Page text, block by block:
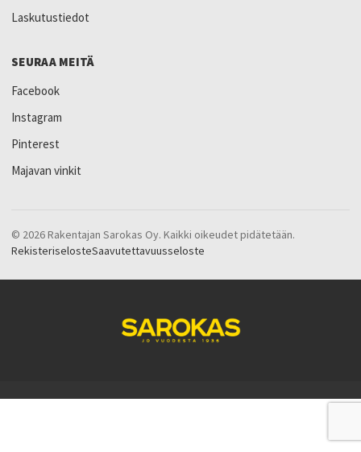
Laskutustiedot
SEURAA MEITÄ
Facebook
Instagram
Pinterest
Majavan vinkit
© 2026 Rakentajan Sarokas Oy. Kaikki oikeudet pidätetään.
RekisteriselosteSaavutettavuusseloste